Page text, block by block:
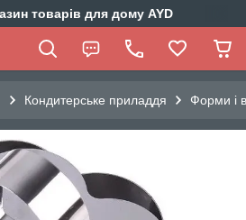
товарів для дому AYD
Кондитерське приладдя Форми і